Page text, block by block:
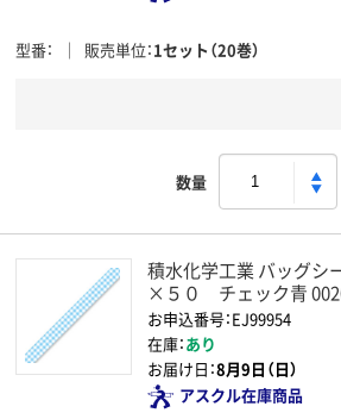
型番 販売単位 1セット（20巻）
数量
積水化学工業 バッグ
×５０ チェック青
お申込番号：EJ99954
在庫：あり
お届け日：8月9日（日）
アスクル在庫商品